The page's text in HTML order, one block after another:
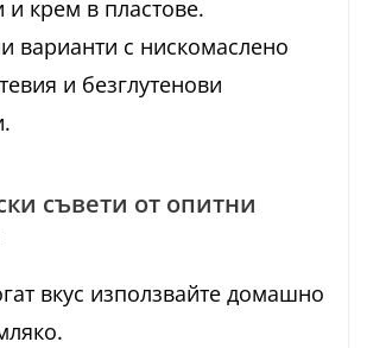
крем в пластове.
варианти с нискомаслено
и безглутенови
съвети от опитни
вкус използвайте домашно